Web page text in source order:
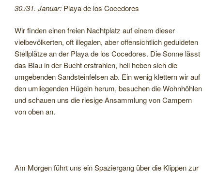
30./31. Januar: Playa de los Cocedores
Wir finden einen freien Nachtplatz auf einem dieser
vielbevölkerten, oft illegalen, aber offensichtlich geduldeten
Stellplätze an der Playa de los Cocedores. Die Sonne lässt
das Blau in der Bucht erstrahlen, hell heben sich die
umgebenden Sandsteinfelsen ab. Ein wenig klettern wir auf
den umliegenden Hügeln herum, besuchen die Wohnhöhlen
und schauen uns die riesige Ansammlung von Campern
von oben an.
Am Morgen führt uns ein Spaziergang über die Klippen zur